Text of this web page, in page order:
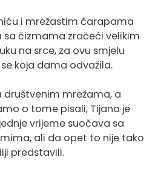
i mrežastim čarapama
sa čizmama zračeći velikim
na srce, za ovu smjelu
koja dama odvažila.
društvenim mrežama, a
o tome pisali, Tijana je
vrijeme suočava sa
ali da opet to nije tako
predstavili.